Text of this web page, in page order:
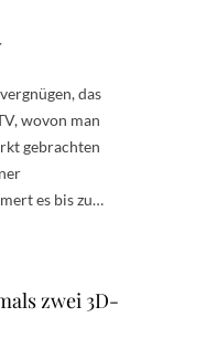
das
wovon man
gebrachten
es bis zu…
zwei 3D-